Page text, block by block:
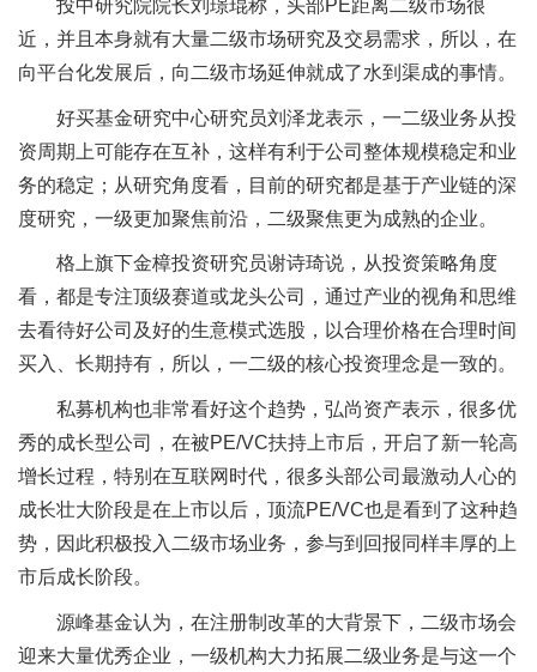
投中研究院院长刘璟琨称，头部PE距离二级市场很
近，并且本身就有大量二级市场研究及交易需求，所以，在
向平台化发展后，向二级市场延伸就成了水到渠成的事情。
好买基金研究中心研究员刘泽龙表示，一二级业务从投
资周期上可能存在互补，这样有利于公司整体规模稳定和业
务的稳定；从研究角度看，目前的研究都是基于产业链的深
度研究，一级更加聚焦前沿，二级聚焦更为成熟的企业。
格上旗下金樟投资研究员谢诗琦说，从投资策略角度
看，都是专注顶级赛道或龙头公司，通过产业的视角和思维
去看待好公司及好的生意模式选股，以合理价格在合理时间
买入、长期持有，所以，一二级的核心投资理念是一致的。
私募机构也非常看好这个趋势，弘尚资产表示，很多优
秀的成长型公司，在被PE/VC扶持上市后，开启了新一轮高
增长过程，特别在互联网时代，很多头部公司最激动人心的
成长壮大阶段是在上市以后，顶流PE/VC也是看到了这种趋
势，因此积极投入二级市场业务，参与到回报同样丰厚的上
市后成长阶段。
源峰基金认为，在注册制改革的大背景下，二级市场会
迎来大量优秀企业，一级机构大力拓展二级业务是与这一个